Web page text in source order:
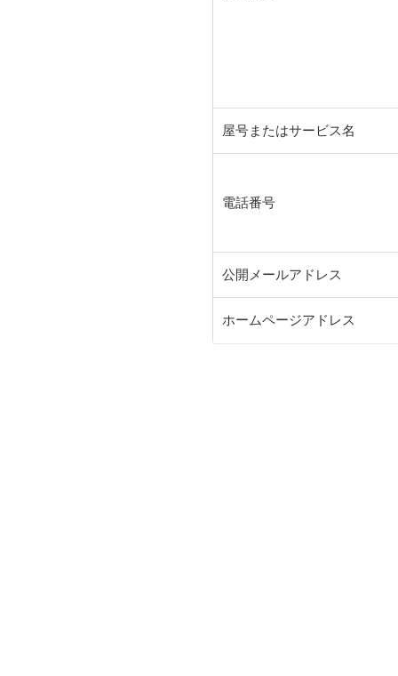
屋号またはサービス名
電話番号
公開メールアドレス
ホームページアドレス